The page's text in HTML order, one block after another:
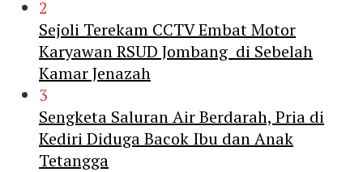
2
Sejoli Terekam CCTV Embat Motor
Karyawan RSUD Jombang di Sebelah
Kamar Jenazah
3
Sengketa Saluran Air Berdarah, Pria di
Kediri Diduga Bacok Ibu dan Anak
Tetangga